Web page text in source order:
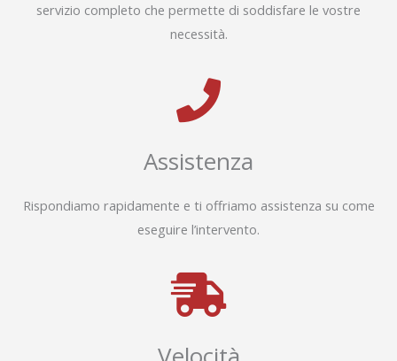
servizio completo che permette di soddisfare le vostre
necessità.
Assistenza
Rispondiamo rapidamente e ti offriamo assistenza su come
eseguire l’intervento.